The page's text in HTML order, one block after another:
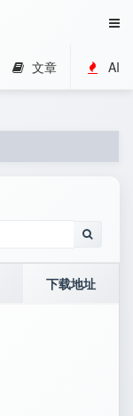
文章 AI
下载地址